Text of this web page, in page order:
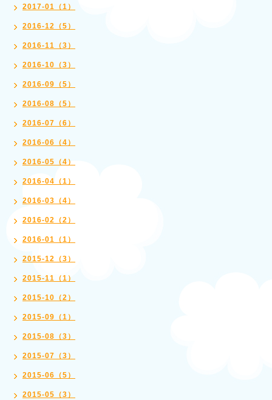
2017-01（1）
2016-12（5）
2016-11（3）
2016-10（3）
2016-09（5）
2016-08（5）
2016-07（6）
2016-06（4）
2016-05（4）
2016-04（1）
2016-03（4）
2016-02（2）
2016-01（1）
2015-12（3）
2015-11（1）
2015-10（2）
2015-09（1）
2015-08（3）
2015-07（3）
2015-06（5）
2015-05（3）